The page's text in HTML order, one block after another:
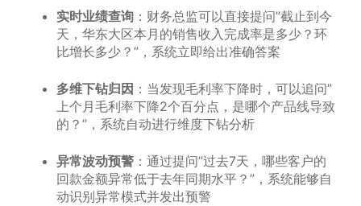
实时业绩查询 ：财务总监可以直接提问”截止到今
天，华东大区本月的销售收入完成率是多少？环
比增长多少？”，系统立即给出准确答案
多维下钻归因 ：当发现毛利率下降时，可以追问”
上个月毛利率下降2个百分点，是哪个产品线导致
的？”，系统自动进行维度下钻分析
异常波动预警 ：通过提问”过去7天，哪些客户的
回款金额异常低于去年同期水平？”，系统能够自
动识别异常模式并发出预警